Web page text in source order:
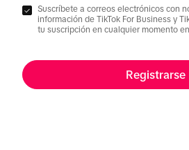
Suscríbete a correos electrónicos con
información de TikTok For Business y
tu suscripción en cualquier momento
Registrarse